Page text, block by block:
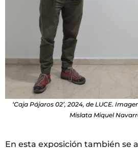
‘Caja Pájaros 02’, 2024, de LUCE.
Mislata Miquel
En esta exposición también se